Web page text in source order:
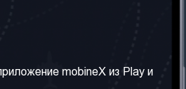
Правила и Условия
mobineX из Play и